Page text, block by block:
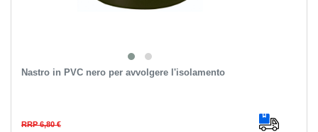
Nastro in PVC nero per avvolgere l'isolamento
RRP 6,80 €